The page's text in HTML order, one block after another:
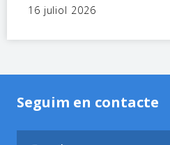
16 juliol 2026
Seguim en contacte